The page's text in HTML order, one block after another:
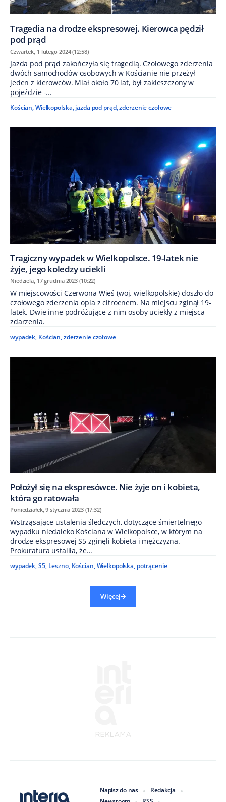
Tragedia na drodze ekspresowej. Kierowca pędził
pod prąd
Czwartek, 1 lutego 2024 (12:58)
Jazda pod prąd zakończyła się tragedią. Czołowego zderzenia
dwóch samochodów osobowych w Kościanie nie przeżył
jeden z kierowców. Miał około 70 lat, był zakleszczony w
pojeździe -...
Kościan,Wielkopolska, jazda pod prąd,zderzenie czołowe
Tragiczny wypadek w Wielkopolsce. 19-latek nie
żyje, jego koledzy uciekli
Niedziela, 17 grudnia 2023 (10:22)
W miejscowości Czerwona Wieś (woj. wielkopolskie) doszło do
czołowego zderzenia opla z citroenem. Na miejscu zginął 19-
latek. Dwie inne podróżujące z nim osoby uciekły z miejsca
zdarzenia.
wypadek, Kościan,zderzenie czołowe
Położył się na ekspresówce. Nie żyje on i kobieta,
która go ratowała
Poniedziałek, 9 stycznia 2023 (17:32)
Wstrząsające ustalenia śledczych, dotyczące śmiertelnego
wypadku niedaleko Kościana w Wielkopolsce, w którym na
drodze ekspresowej S5 zginęli kobieta i mężczyzna.
Prokuratura ustaliła, że...
wypadek,S5, Leszno, Kościan,Wielkopolska, potrącenie
Więcej
Napisz do nas
Redakcja